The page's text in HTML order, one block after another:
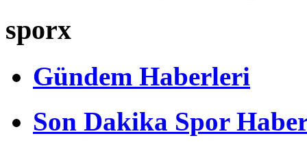
sporx
Gündem Haberleri
Son Dakika Spor